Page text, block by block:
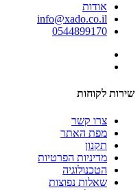
אודות
info@xado.co.il
0544899170
שירות לקוחות
צרו קשר
מפת האתר
תקנון
מדיניות הפרטיות
הטכנולוגיה
שאלות נפוצות